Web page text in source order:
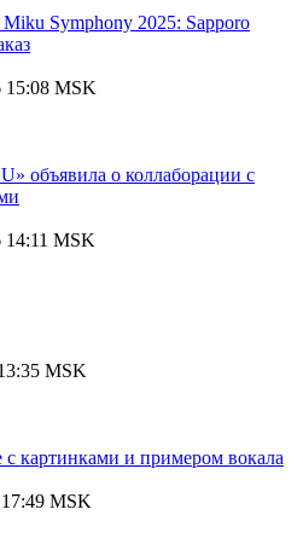
Symphony 2025: Sapporo
MSK
объявила о коллаборации с
MSK
MSK
картинками и примером вокала
MSK